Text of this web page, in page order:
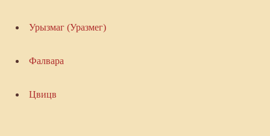
Урызмаг (Уразмег)
Фалвара
Цвицв